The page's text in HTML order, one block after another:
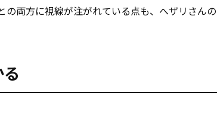
両方に視線が注がれている点も、へザリさん